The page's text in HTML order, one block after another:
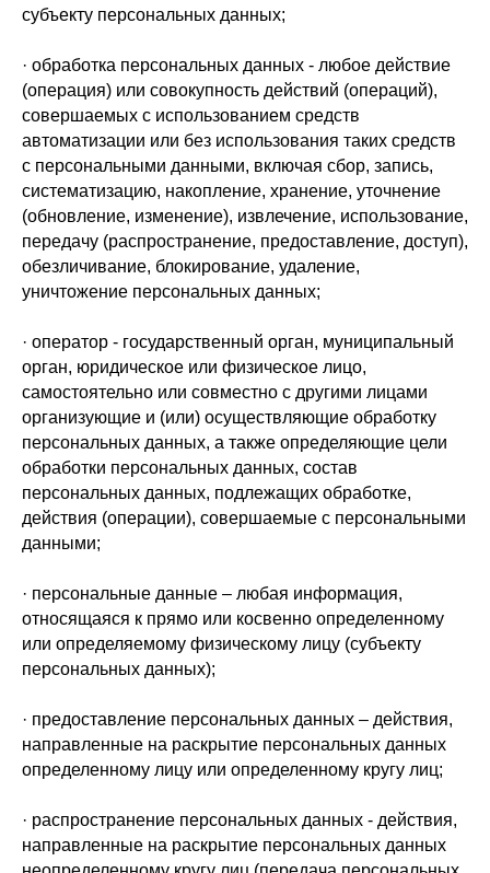
субъекту персональных данных;
· обработка персональных данных - любое действие
(операция) или совокупность действий (операций),
совершаемых с использованием средств
автоматизации или без использования таких средств
с персональными данными, включая сбор, запись,
систематизацию, накопление, хранение, уточнение
(обновление, изменение), извлечение, использование,
передачу (распространение, предоставление, доступ),
обезличивание, блокирование, удаление,
уничтожение персональных данных;
· оператор - государственный орган, муниципальный
орган, юридическое или физическое лицо,
самостоятельно или совместно с другими лицами
организующие и (или) осуществляющие обработку
персональных данных, а также определяющие цели
обработки персональных данных, состав
персональных данных, подлежащих обработке,
действия (операции), совершаемые с персональными
данными;
· персональные данные – любая информация,
относящаяся к прямо или косвенно определенному
или определяемому физическому лицу (субъекту
персональных данных);
· предоставление персональных данных – действия,
направленные на раскрытие персональных данных
определенному лицу или определенному кругу лиц;
· распространение персональных данных - действия,
направленные на раскрытие персональных данных